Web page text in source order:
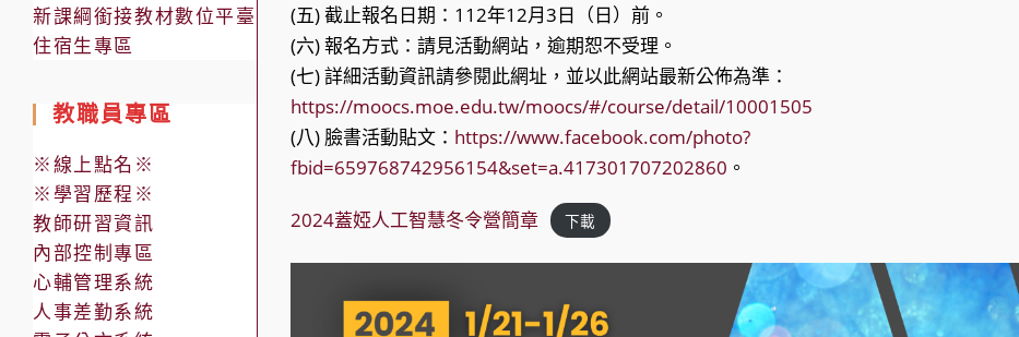
(五) 截止報名日期：112年12月3日（日）前。
(六) 報名方式：請見活動網站，逾期恕不受理。
(七) 詳細活動資訊請參閱此網址，並以此網站最新公佈為準：
https://moocs.moe.edu.tw/moocs/#/course/detail/10001505
(八) 臉書活動貼文： https://www.facebook.com/photo?
fbid=659768742956154&set=a.417301707202860 。
2024蓋婭人工智慧冬令營簡章 下載
新課綱銜接教材數位平臺
住宿生專區
教職員專區
※線上點名※
※學習歷程※
教師研習資訊
內部控制專區
心輔管理系統
人事差勤系統